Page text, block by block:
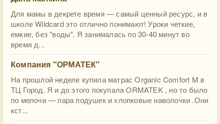
Для мамы в декрете время — самый ценный ресурс, и в
школе Wildcard это отлично понимают! Уроки четкие,
емкие, без "воды". Я занималась по 30-40 минут во
время д...
Компания "ОРМАТЕК"
На прошлой неделе купила матрас Organic Comfort M в
ТЦ Город. Я и до этого покупала ORMATEK , но то было
по мелочи — пара подушек и хлопковые наволочки .Они
кст...